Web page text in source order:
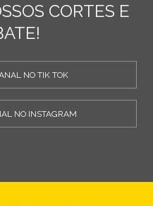
CORTES E
NO TIK TOK
NO INSTAGRAM